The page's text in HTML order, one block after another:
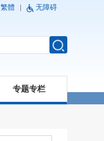
繁體 无障碍
专题专栏